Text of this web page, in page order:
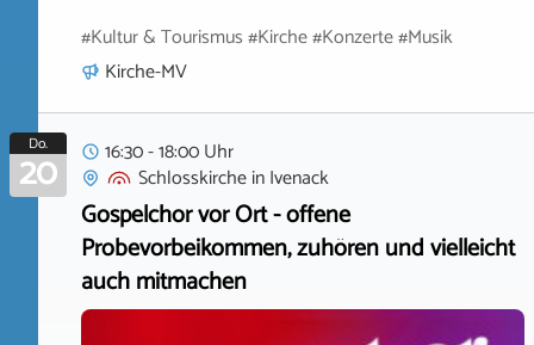
#Kultur & Tourismus #Kirche #Konzerte #Musik
Kirche-MV
Do.
20
16:30 - 18:00 Uhr
SchlosskircheinIvenack
Gospelchor vor Ort - offene
Probevorbeikommen, zuhören und vielleicht
auch mitmachen